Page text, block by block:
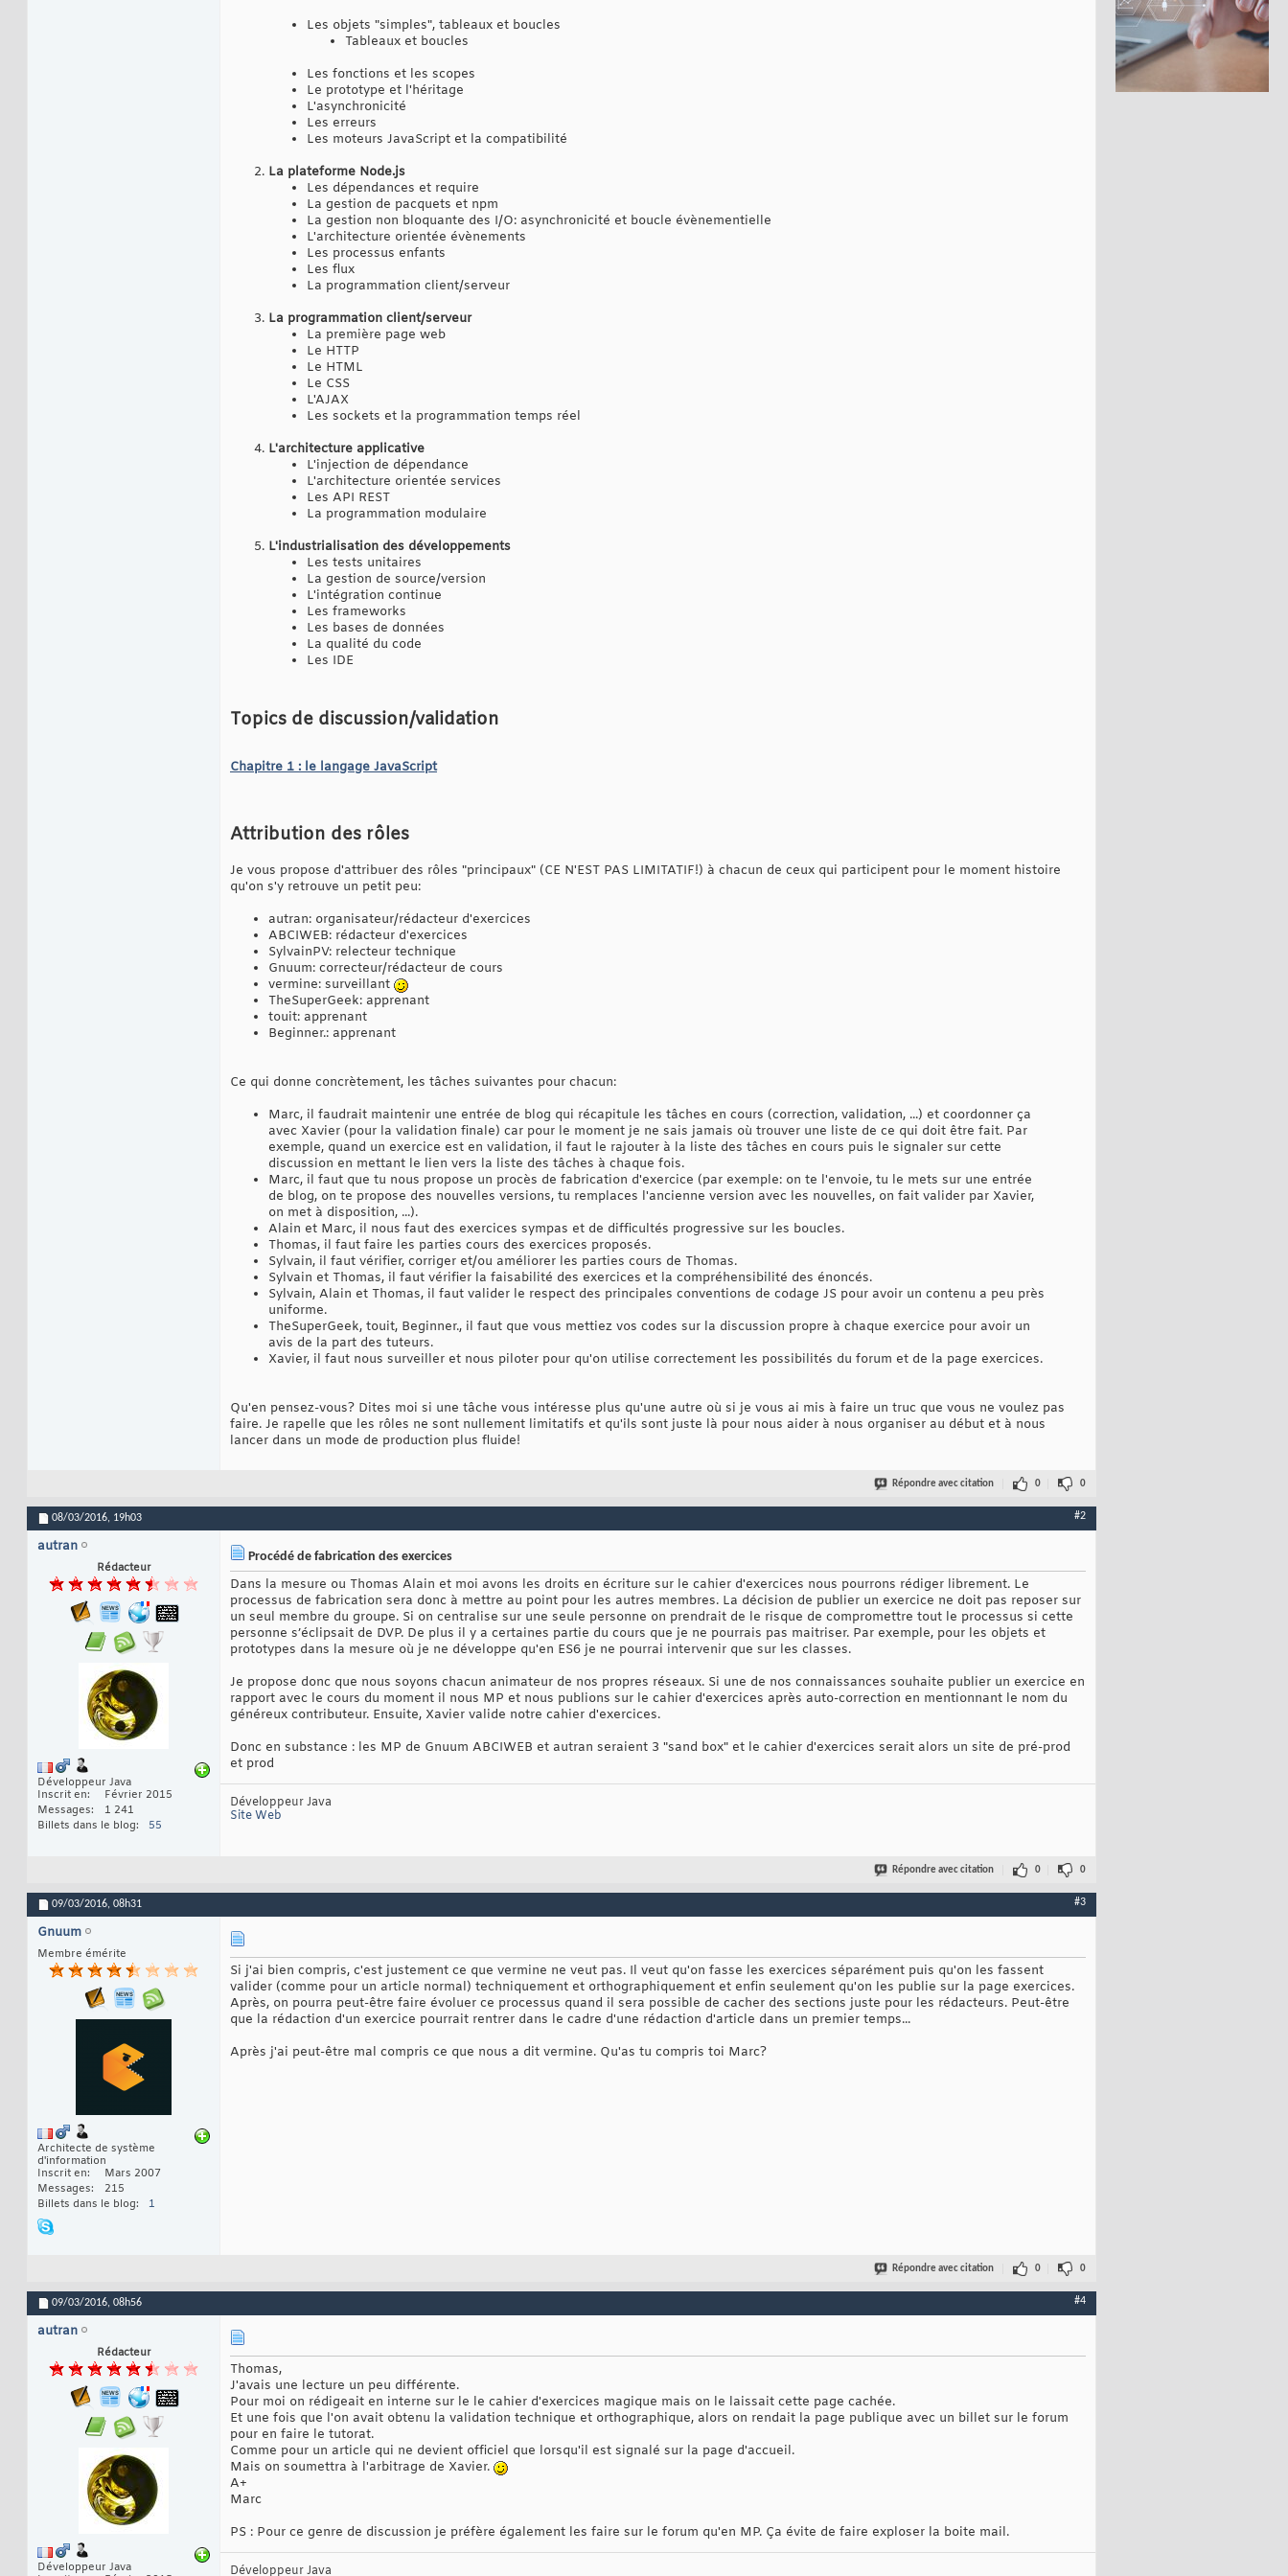
Les objets "simples", tableaux et boucles
Tableaux et boucles
Les fonctions et les scopes
Le prototype et l'héritage
L'asynchronicité
Les erreurs
Les moteurs JavaScript et la compatibilité
La plateforme Node.js
Les dépendances et require
La gestion de pacquets et npm
La gestion non bloquante des I/O: asynchronicité et boucle évènementielle
L'architecture orientée évènements
Les processus enfants
Les flux
La programmation client/serveur
La programmation client/serveur
La première page web
Le HTTP
Le HTML
Le CSS
L'AJAX
Les sockets et la programmation temps réel
L'architecture applicative
L'injection de dépendance
L'architecture orientée services
Les API REST
La programmation modulaire
L'industrialisation des développements
Les tests unitaires
La gestion de source/version
L'intégration continue
Les frameworks
Les bases de données
La qualité du code
Les IDE
Topics de discussion/validation
Chapitre 1 : le langage JavaScript
Attribution des rôles
Je vous propose d'attribuer des rôles "principaux" (CE N'EST PAS LIMITATIF!) à chacun de ceux qui participent pour le moment histoire
qu'on s'y retrouve un petit peu:
autran: organisateur/rédacteur d'exercices
ABCIWEB: rédacteur d'exercices
SylvainPV: relecteur technique
Gnuum: correcteur/rédacteur de cours
vermine: surveillant
TheSuperGeek: apprenant
touit: apprenant
Beginner.: apprenant
Ce qui donne concrètement, les tâches suivantes pour chacun:
Marc, il faudrait maintenir une entrée de blog qui récapitule les tâches en cours (correction, validation, ...) et coordonner ça
avec Xavier (pour la validation finale) car pour le moment je ne sais jamais où trouver une liste de ce qui doit être fait. Par
exemple, quand un exercice est en validation, il faut le rajouter à la liste des tâches en cours puis le signaler sur cette
discussion en mettant le lien vers la liste des tâches à chaque fois.
Marc, il faut que tu nous propose un procès de fabrication d'exercice (par exemple: on te l'envoie, tu le mets sur une entrée
de blog, on te propose des nouvelles versions, tu remplaces l'ancienne version avec les nouvelles, on fait valider par Xavier,
on met à disposition, ...).
Alain et Marc, il nous faut des exercices sympas et de difficultés progressive sur les boucles.
Thomas, il faut faire les parties cours des exercices proposés.
Sylvain, il faut vérifier, corriger et/ou améliorer les parties cours de Thomas.
Sylvain et Thomas, il faut vérifier la faisabilité des exercices et la compréhensibilité des énoncés.
Sylvain, Alain et Thomas, il faut valider le respect des principales conventions de codage JS pour avoir un contenu a peu près
uniforme.
TheSuperGeek, touit, Beginner., il faut que vous mettiez vos codes sur la discussion propre à chaque exercice pour avoir un
avis de la part des tuteurs.
Xavier, il faut nous surveiller et nous piloter pour qu'on utilise correctement les possibilités du forum et de la page exercices.
Qu'en pensez-vous? Dites moi si une tâche vous intéresse plus qu'une autre où si je vous ai mis à faire un truc que vous ne voulez pas
faire. Je rapelle que les rôles ne sont nullement limitatifs et qu'ils sont juste là pour nous aider à nous organiser au début et à nous
lancer dans un mode de production plus fluide!
Répondre avec citation 0 0
08/03/2016, 19h03 #2
autran
Rédacteur
Développeur Java
Inscrit en
Février 2015
Messages
1 241
Billets dans le blog
55
Procédé de fabrication des exercices
Dans la mesure ou Thomas Alain et moi avons les droits en écriture sur le cahier d'exercices nous pourrons rédiger librement. Le
processus de fabrication sera donc à mettre au point pour les autres membres. La décision de publier un exercice ne doit pas reposer sur
un seul membre du groupe. Si on centralise sur une seule personne on prendrait de le risque de compromettre tout le processus si cette
personne s’éclipsait de DVP. De plus il y a certaines partie du cours que je ne pourrais pas maitriser. Par exemple, pour les objets et
prototypes dans la mesure où je ne développe qu'en ES6 je ne pourrai intervenir que sur les classes.
Je propose donc que nous soyons chacun animateur de nos propres réseaux. Si une de nos connaissances souhaite publier un exercice en
rapport avec le cours du moment il nous MP et nous publions sur le cahier d'exercices après auto-correction en mentionnant le nom du
généreux contributeur. Ensuite, Xavier valide notre cahier d'exercices.
Donc en substance : les MP de Gnuum ABCIWEB et autran seraient 3 "sand box" et le cahier d'exercices serait alors un site de pré-prod
et prod
Développeur Java
Site Web
Répondre avec citation 0 0
09/03/2016, 08h31 #3
Gnuum
Membre émérite
Architecte de système
d'information
Inscrit en
Mars 2007
Messages
215
Billets dans le blog
1
Si j'ai bien compris, c'est justement ce que vermine ne veut pas. Il veut qu'on fasse les exercices séparément puis qu'on les fassent
valider (comme pour un article normal) techniquement et orthographiquement et enfin seulement qu'on les publie sur la page exercices.
Après, on pourra peut-être faire évoluer ce processus quand il sera possible de cacher des sections juste pour les rédacteurs. Peut-être
que la rédaction d'un exercice pourrait rentrer dans le cadre d'une rédaction d'article dans un premier temps...
Après j'ai peut-être mal compris ce que nous a dit vermine. Qu'as tu compris toi Marc?
Répondre avec citation 0 0
09/03/2016, 08h56 #4
autran
Rédacteur
Développeur Java
Thomas,
J'avais une lecture un peu différente.
Pour moi on rédigeait en interne sur le le cahier d'exercices magique mais on le laissait cette page cachée.
Et une fois que l'on avait obtenu la validation technique et orthographique, alors on rendait la page publique avec un billet sur le forum
pour en faire le tutorat.
Comme pour un article qui ne devient officiel que lorsqu'il est signalé sur la page d'accueil.
Mais on soumettra à l'arbitrage de Xavier.
A+
Marc
PS : Pour ce genre de discussion je préfère également les faire sur le forum qu'en MP. Ça évite de faire exploser la boite mail.
Développeur Java